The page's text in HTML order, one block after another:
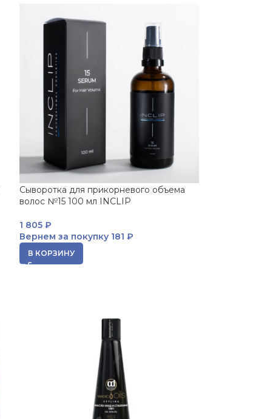
Сыворотка для прикорневого объема
волос №15 100 мл INCLIP
1 805 ₽
Вернем за покупку181 ₽
В КОРЗИНУ